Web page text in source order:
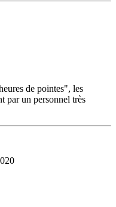
de pointes", les
par un personnel très